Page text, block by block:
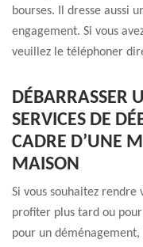
bourses. Il dresse aussi
engagement. Si vous
veuillez le téléphoner
DÉBARRASSER
SERVICES DE
CADRE D’UNE
MAISON
Si vous souhaitez
profiter plus tard ou
pour un